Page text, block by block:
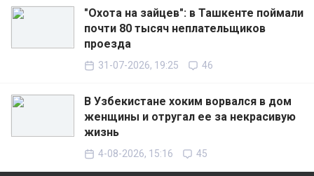
"Охота на зайцев": в Ташкенте поймали
почти 80 тысяч неплательщиков
проезда
31-07-2026, 19:25 46
В Узбекистане хоким ворвался в дом
женщины и отругал ее за некрасивую
жизнь
4-08-2026, 15:16 45